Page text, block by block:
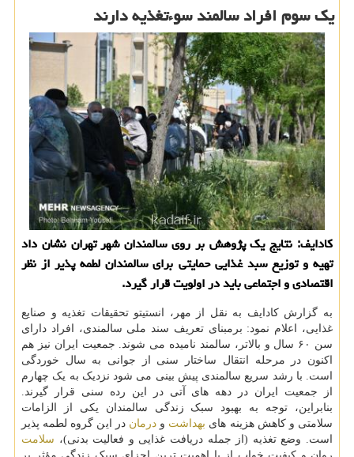
یک سوم افراد سالمند سوءتغذیه دارند
کادایف: نتایج یک پژوهش بر روی سالمندان شهر تهران نشان داد
تهیه و توزیع سبد غذایی حمایتی برای سالمندان لطمه پذیر از نظر
اقتصادی و اجتماعی باید در اولویت قرار گیرد.
به گزارش کادایف به نقل از مهر، انستیتو تحقیقات تغذیه و صنایع
غذایی، اعلام نمود: برمبنای تعریف سند ملی سالمندی، افراد دارای
سن ۶۰ سال و بالاتر، سالمند نامیده می شوند. جمعیت ایران نیز هم
اکنون در مرحله انتقال ساختار سنی از جوانی به سال خوردگی
است. با رشد سریع سالمندی پیش بینی می شود نزدیک به یک چهارم
از جمعیت ایران در دهه های آتی در این رده سنی قرار گیرند.
بنابراین، توجه به بهبود سبک زندگی سالمندان یکی از الزامات
سلامتی و کاهش هزینه های بهداشت ودرمان در این گروه لطمه پذیر
است. وضع تغذیه (از جمله دریافت غذایی و فعالیت بدنی)، سلامت